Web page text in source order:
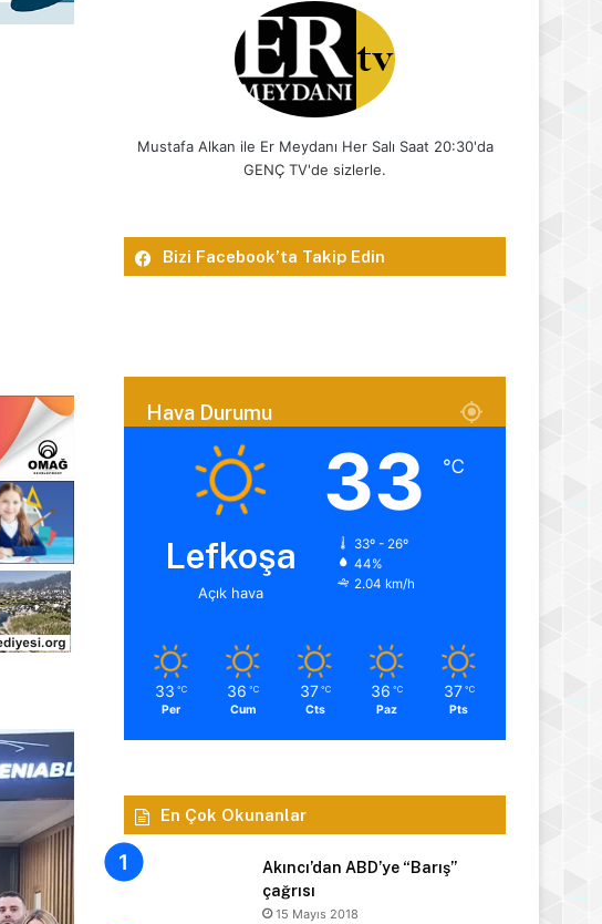
Mustafa Alkan ile Er Meydanı Her Salı Saat 20:30'da
GENÇ TV'de sizlerle.
Bizi Facebook’ta Takip Edin
Hava Durumu
Lefkoşa
Açık hava
33 ℃
33º - 26º
44%
2.04 km/h
33 ℃
Per
36 ℃
Cum
37 ℃
Cts
36 ℃
Paz
37 ℃
Pts
En Çok Okunanlar
Akıncı’dan ABD’ye “Barış”
çağrısı
15 Mayıs 2018